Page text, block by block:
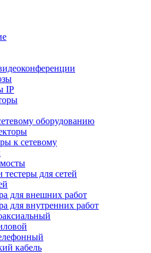
IP
оборудованию
к сетевому
для сетей
для внешних работ
для внутренних работ
кабель